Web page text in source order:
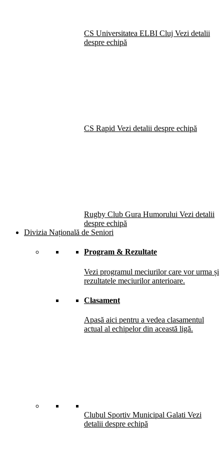
CS Universitatea ELBI Cluj Vezi detalii
despre echipă
CS Rapid Vezi detalii despre echipă
Rugby Club Gura Humorului Vezi detalii
despre echipă
Divizia Națională de Seniori
Program & Rezultate
Vezi programul meciurilor care vor urma și
rezultatele meciurilor anterioare.
Clasament
Apasă aici pentru a vedea clasamentul
actual al echipelor din această ligă.
Clubul Sportiv Municipal Galati Vezi
detalii despre echipă